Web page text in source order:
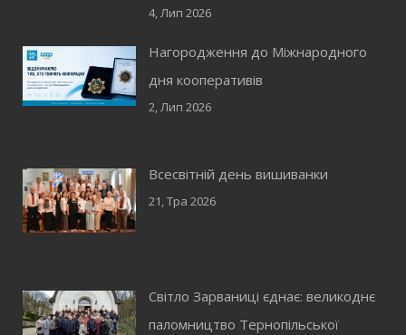
4, Лип 2026
Нагородження до Міжнародного
дня кооперативів
2, Лип 2026
Всесвітній день вишиванки
21, Тра 2026
Світло Зарваниці єднає: великоднє
паломництво Тернопільської